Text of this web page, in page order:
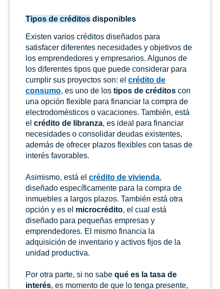
Tipos de créditos disponibles
Existen varios créditos diseñados para
satisfacer diferentes necesidades y objetivos de
los emprendedores y empresarios. Algunos de
los diferentes tipos que puede considerar para
cumplir sus proyectos son: el crédito de
consumo, es uno de los tipos de créditos con
una opción flexible para financiar la compra de
electrodomésticos o vacaciones. También, está
el crédito de libranza, es ideal para financiar
necesidades o consolidar deudas existentes,
además de ofrecer plazos flexibles con tasas de
interés favorables.
Asimismo, está el crédito de vivienda,
diseñado específicamente para la compra de
inmuebles a largos plazos. También está otra
opción y es el microcrédito, el cual está
diseñado para pequeñas empresas y
emprendedores. El mismo financia la
adquisición de inventario y activos fijos de la
unidad productiva.
Por otra parte, si no sabe qué es la tasa de
interés, es momento de que lo tenga presente,